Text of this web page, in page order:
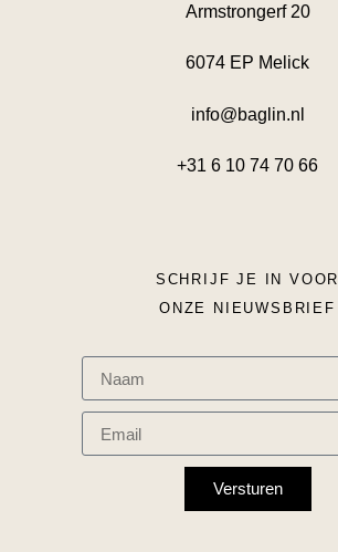
Armstrongerf 20
6074 EP Melick
info@baglin.nl
+31 6 10 74 70 66
SCHRIJF JE IN VOOR
ONZE NIEUWSBRIEF
Versturen